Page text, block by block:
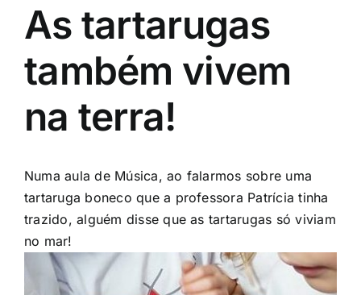
As tartarugas
também vivem
na terra!
Numa aula de Música, ao falarmos sobre uma
tartaruga boneco que a professora Patrícia tinha
trazido, alguém disse que as tartarugas só viviam
no mar!